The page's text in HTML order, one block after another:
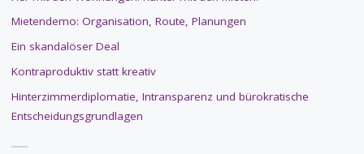
Mietendemo: Organisation, Route, Planungen
Ein skandalöser Deal
Kontraproduktiv statt kreativ
Hinterzimmerdiplomatie, Intransparenz und bürokratische
Entscheidungsgrundlagen